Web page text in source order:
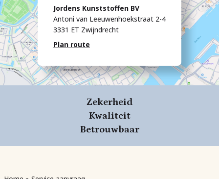
Jordens Kunststoffen BV
Antoni van Leeuwenhoekstraat 2-4
3331 ET Zwijndrecht
Plan route
Zekerheid
Kwaliteit
Betrouwbaar